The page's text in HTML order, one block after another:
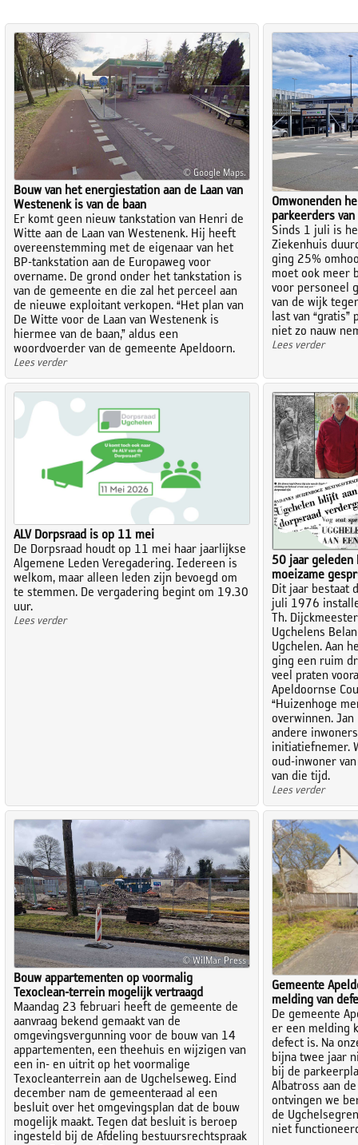
© Google Maps.
Bouw van het energiestation aan de Laan van
Westenenk is van de baan
Er komt geen nieuw tankstation van Henri de
Witte aan de Laan van Westenenk. Hij heeft
overeenstemming met de eigenaar van het
BP-tankstation aan de Europaweg voor
overname. De grond onder het tankstation is
van de gemeente en die zal het perceel aan
de nieuwe exploitant verkopen. “Het plan van
De Witte voor de Laan van Westenenk is
hiermee van de baan,” aldus een
woordvoerder van de gemeente Apeldoorn.
Lees verder
Omwonenden
parkeerders
Sinds 1 juli is
Ziekenhuis
ging 25%
moet ook meer
voor personeel
van de wijk
last van
niet zo nauw
Lees verder
ALV Dorpsraad is op 11 mei
De Dorpsraad houdt op 11 mei haar jaarlijkse
Algemene Leden Veregadering. Iedereen is
welkom, maar alleen leden zijn bevoegd om
te stemmen. De vergadering begint om 19.30
uur.
Lees verder
50 jaar geleden
moeizame
Dit jaar bestaat
juli 1976
Th.
Ugchelens
Ugchelen. Aan
ging een ruim
veel praten
Apeldoornse
“Huizenhoge
overwinnen. Jan
andere
initiatiefnemer.
oud-inwoner
van die tijd.
Lees verder
© WilMar Press
Bouw appartementen op voormalig
Texoclean-terrein mogelijk vertraagd
Maandag 23 februari heeft de gemeente de
aanvraag bekend gemaakt van de
omgevingsvergunning voor de bouw van 14
appartementen, een theehuis en wijzigen van
een in- en uitrit op het voormalige
Texocleanterrein aan de Ugchelseweg. Eind
december nam de gemeenteraad al een
besluit over het omgevingsplan dat de bouw
mogelijk maakt. Tegen dat besluit is beroep
ingesteld bij de Afdeling bestuursrechtspraak
Gemeente
melding van
De gemeente
er een melding
defect is. Na
bijna twee jaar
bij de
Albatross aan
ontvingen we
de
niet